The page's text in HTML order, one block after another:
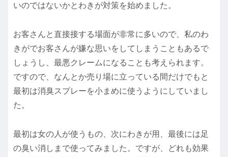
いのではないかとわきが対策を始めました。
お客さんと直接接する場面が非常に多いので、私のわ
きがでお客さんが嫌な思いをしてしまうこともあるで
しょうし、最悪クレームになることも考えられます。
ですので、なんとか売り場に立っている間だけでもと
最初は消臭スプレーを小まめに使うようにしていまし
た。
最初は女の人が使うもの、次にわきが用、最後には足
の臭い消しまで使ってみました。ですが、どれも効果